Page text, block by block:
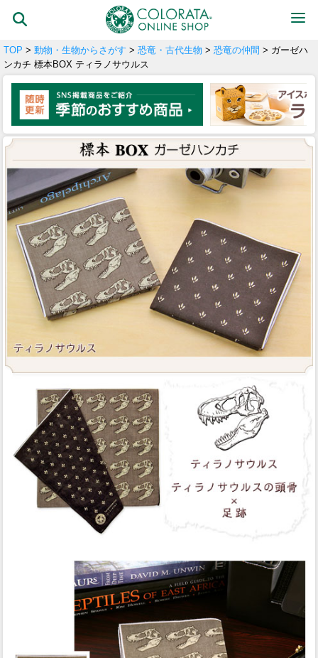
TOP > 動物・生物からさがす > 恐竜・古代生物 > 恐竜の仲間 > ガーゼハ
ンカチ 標本BOX ティラノサウルス